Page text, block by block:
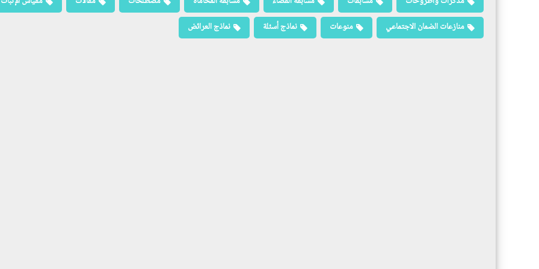
منازعات الضمان الاجتماعي
منوعات نماذج أسئلة نماذج العرائض